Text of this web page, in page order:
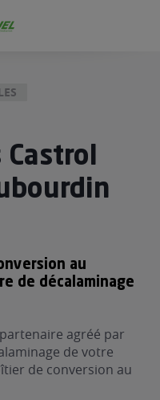
FlexFuel
Castrol
au
de décalaminage
agréé par
de votre
de conversion au